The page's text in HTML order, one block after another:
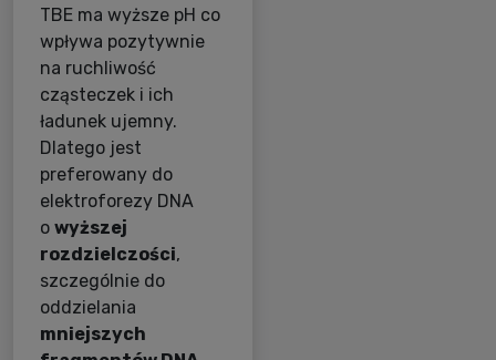
TBE ma wyższe pH co
wpływa pozytywnie
na ruchliwość
cząsteczek i ich
ładunek ujemny.
Dlatego jest
preferowany do
elektroforezy DNA
o wyższej
rozdzielczości,
szczególnie do
oddzielania
mniejszych